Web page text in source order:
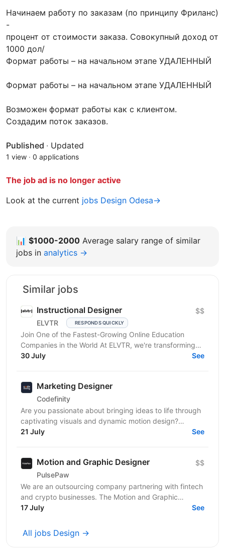
Начинаем работу по заказам (по принципу Фриланс)
-
процент от стоимости заказа. Совокупный доход от
1000 дол/
Формат работы – на начальном этапе УДАЛЕННЫЙ
Формат работы – на начальном этапе УДАЛЕННЫЙ
Возможен формат работы как с клиентом.
Создадим поток заказов.
Published · Updated
1 view · 0 applications
The job ad is no longer active
Look at the current jobs Design Odesa→
📊 $1000-2000 Average salary range of similar
jobs in analytics →
Similar jobs
Instructional Designer
ELVTR RESPONDS QUICKLY
$$
Join One of the Fastest-Growing Online Education
Companies in the World At ELVTR, we're transforming
online education by connecting ambitious
30 July See
Marketing Designer
Codefinity
Are you passionate about bringing ideas to life through
captivating visuals and dynamic motion design?
Codefinity, a leading online learning platform, is...
21 July See
Motion and Graphic Designer
PulsePaw
$$
We are an outsourcing company partnering with fintech
and crypto businesses. The Motion and Graphic
Designer role is part of a client ecosystem project...
17 July See
All jobs Design →